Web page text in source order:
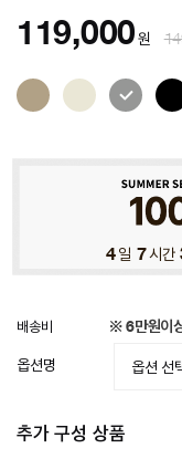
119,000원
4일 7시간
배송비 ※ 6만원이
옵션명
추가 구성 상품